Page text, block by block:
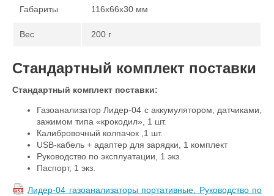
Габариты 116x66x30 мм
Вес 200 г
Стандартный комплект поставки
Стандартный комплект поставки:
Газоанализатор Лидер-04 с аккумулятором, датчиками,
зажимом типа «крокодил», 1 шт.
Калибровочный колпачок ,1 шт.
USB-кабель + адаптер для зарядки, 1 комплект
Руководство по эксплуатации, 1 экз.
Паспорт, 1 экз.
Лидер-04 газоанализаторы портативные. Руководство по